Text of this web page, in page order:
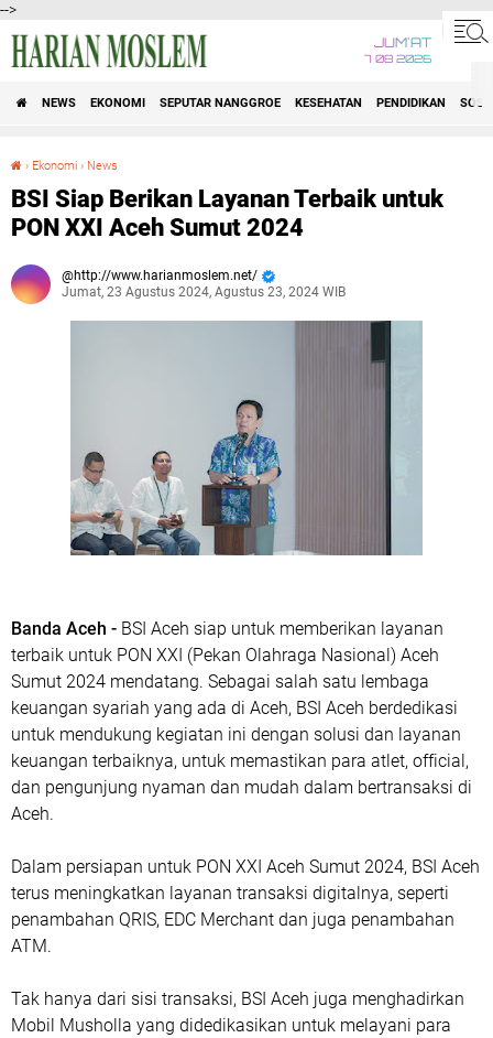
-->
JUM'AT
7 08 2026
NEWS EKONOMI SEPUTAR NANGGROE KESEHATAN PENDIDIKAN
› Ekonomi › News
BSI Siap Berikan Layanan Terbaik untuk
PON XXI Aceh Sumut 2024
http://www.harianmoslem.net/
Jumat, 23 Agustus 2024, Agustus 23, 2024 WIB
Banda Aceh - BSI Aceh siap untuk memberikan layanan
terbaik untuk PON XXI (Pekan Olahraga Nasional) Aceh
Sumut 2024 mendatang. Sebagai salah satu lembaga
keuangan syariah yang ada di Aceh, BSI Aceh berdedikasi
untuk mendukung kegiatan ini dengan solusi dan layanan
keuangan terbaiknya, untuk memastikan para atlet, official,
dan pengunjung nyaman dan mudah dalam bertransaksi di
Aceh.
Dalam persiapan untuk PON XXI Aceh Sumut 2024, BSI Aceh
terus meningkatkan layanan transaksi digitalnya, seperti
penambahan QRIS, EDC Merchant dan juga penambahan
ATM.
Tak hanya dari sisi transaksi, BSI Aceh juga menghadirkan
Mobil Musholla yang didedikasikan untuk melayani para